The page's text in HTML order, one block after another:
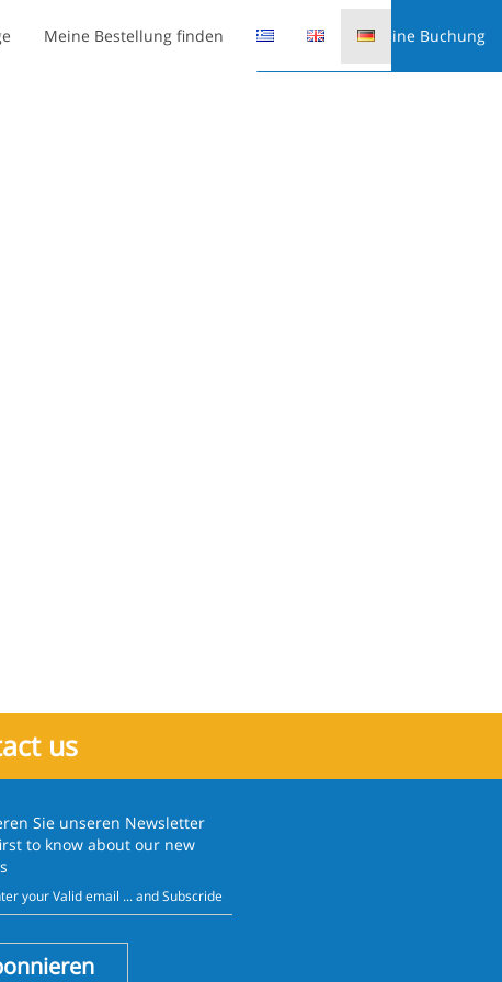
Meine Bestellung finden Meine Buchung
us
Sie unseren Newsletter
to know about our new